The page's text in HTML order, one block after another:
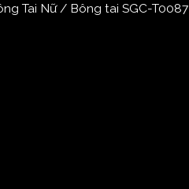
Tai Nữ/ Bông tai SGC-T0087